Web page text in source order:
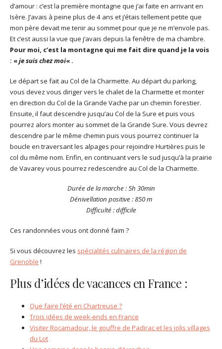
d’amour : c’est la première montagne que j’ai faite en arrivant en
Isère. J’avais à peine plus de 4 ans et j’étais tellement petite que
mon père devait me tenir au sommet pour que je ne m’envole pas.
Et c’est aussi la vue que j’avais depuis la fenêtre de ma chambre.
Pour moi, c’est la montagne qui me fait dire quand je la vois
: «je suis chez moi« .
Le départ se fait au Col de la Charmette. Au départ du parking,
vous devez vous diriger vers le chalet de la Charmette et monter
en direction du Col de la Grande Vache par un chemin forestier.
Ensuite, il faut descendre jusqu’au Col de la Sure et puis vous
pourrez alors monter au sommet de la Grande Sure. Vous devrez
descendre par le même chemin puis vous pourrez continuer la
boucle en traversant les alpages pour rejoindre Hurtières puis le
col du même nom. Enfin, en continuant vers le sud jusqu’à la prairie
de Vavarey vous pourrez redescendre au Col de la Charmette.
Durée de la marche : 5h 30min
Dénivellation positive : 850 m
Difficulté : difficile
Ces randonnées vous ont donné faim ?
Si vous découvrez les spécialités culinaires de la région de
Grenoble !
Plus d’idées de vacances en France :
Que faire l’été en Chartreuse ?
Trois idées de week-ends en France
Visiter Rocamadour, le gouffre de Padirac et les jolis villages
du Lot